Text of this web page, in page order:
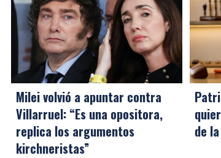
Milei volvió a apuntar contra
Villarruel: “Es una opositora,
replica los argumentos
kirchneristas”
de